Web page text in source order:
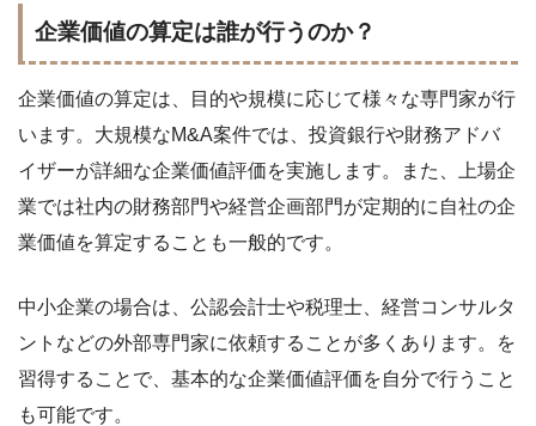
企業価値の算定は誰が行うのか？
企業価値の算定は、目的や規模に応じて様々な専門家が行
います。大規模なM&A案件では、投資銀行や財務アドバ
イザーが詳細な企業価値評価を実施します。また、上場企
業では社内の財務部門や経営企画部門が定期的に自社の企
業価値を算定することも一般的です。
中小企業の場合は、公認会計士や税理士、経営コンサルタ
ントなどの外部専門家に依頼することが多くあります。
を
習得することで、基本的な企業価値評価を自分で行うこと
も可能です。